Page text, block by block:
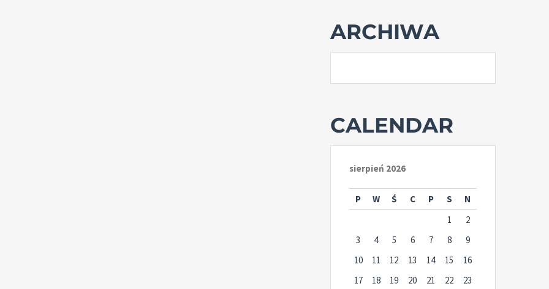
ARCHIWA
CALENDAR
sierpień 2026
P W Ś C P S
N
1
2
3
4 5 6 7 8
9
10
11 12 13 14 15
16
17
18 19 20 21 22
23